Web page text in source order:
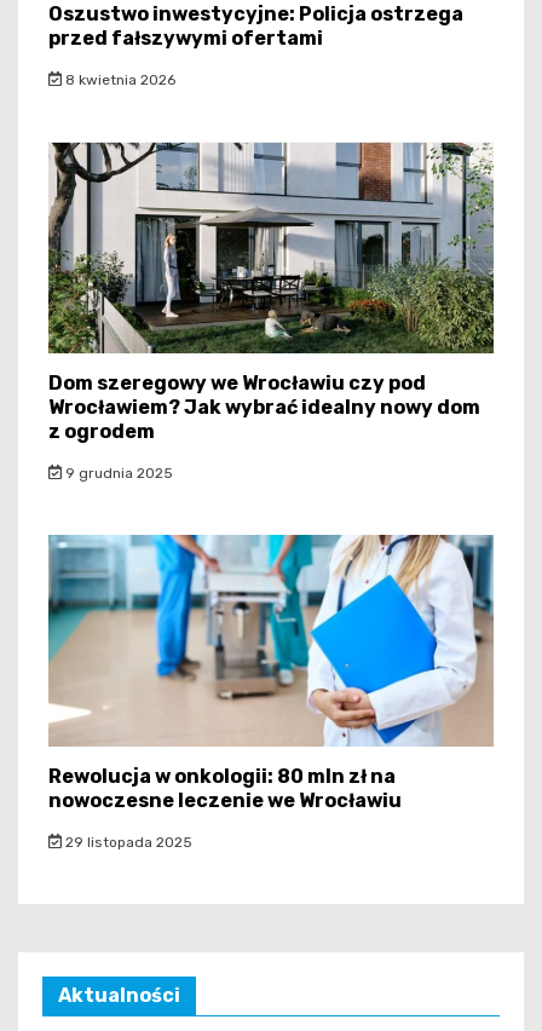
Oszustwo inwestycyjne: Policja ostrzega
przed fałszywymi ofertami
8 kwietnia 2026
Dom szeregowy we Wrocławiu czy pod
Wrocławiem? Jak wybrać idealny nowy dom
z ogrodem
9 grudnia 2025
Rewolucja w onkologii: 80 mln zł na
nowoczesne leczenie we Wrocławiu
29 listopada 2025
Aktualności